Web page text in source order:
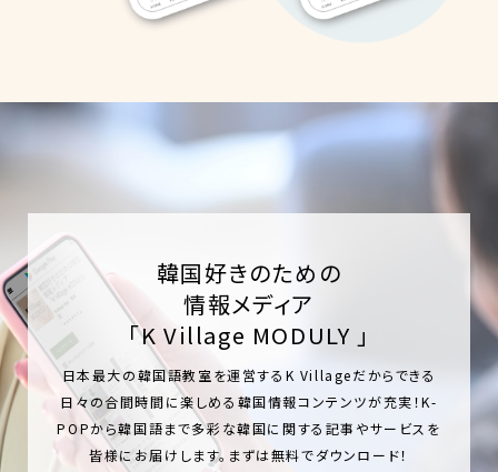
韓国好きのための
情報メディア
「K Village MODULY 」
日本最大の韓国語教室を運営するK Villageだからできる
日々の合間時間に楽しめる韓国情報コンテンツが充実！K-
POPから韓国語まで多彩な韓国に関する記事やサービスを
皆様にお届けします。まずは無料でダウンロード！